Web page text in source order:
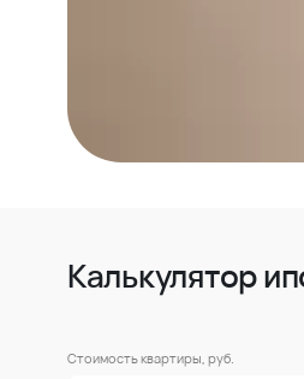
Калькулятор
Стоимость квартиры, руб.